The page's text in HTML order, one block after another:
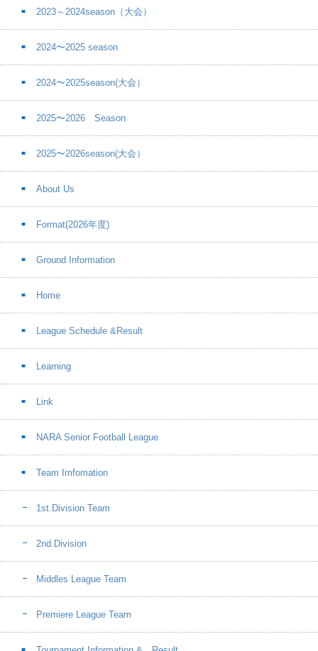
2023～2024season（大会）
2024〜2025 season
2024〜2025season(大会）
2025〜2026 Season
2025〜2026season(大会）
About Us
Format(2026年度)
Ground Information
Home
League Schedule &Result
Learning
Link
NARA Senior Football League
Team Imfomation
1st.Division Team
2nd.Division
Middles League Team
Premiere League Team